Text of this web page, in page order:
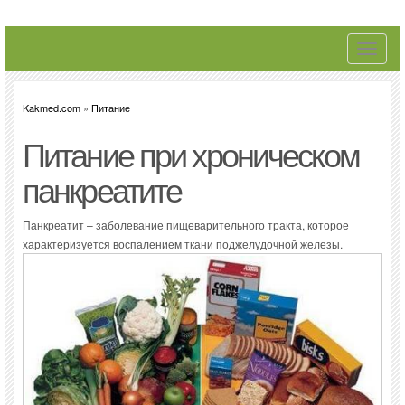
Toggle
Kakmed.com » Питание
Питание при хроническом
панкреатите
Панкреатит – заболевание пищеварительного тракта, которое
характеризуется воспалением ткани поджелудочной железы.